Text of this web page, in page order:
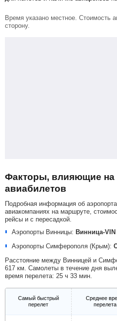
Время указано местное. Стоимость
сторону.
Факторы, влияющие на
авиабилетов
Подробная информация об
авиакомпаниях на маршруте,
рейсы и с пересадкой.
Аэропорты Винницы: Винница-VIN
Аэропорты Симферополя (Крым):
Расстояние между Винницей и
617 км. Самолеты в течение дня
время перелета: 25 ч 33 мин.
Самый быстрый
перелет
Среднее
перелета